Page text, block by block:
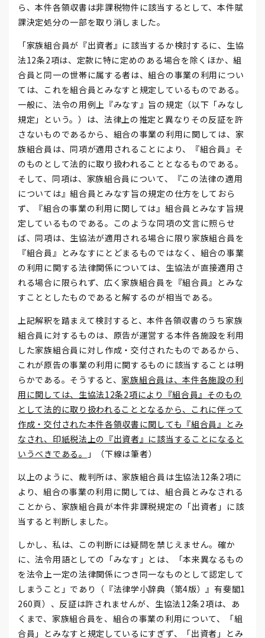
ら、本件各領収書は非課税物件に該当するとして、本件賦
課決定処分の一部を取り消しました。
「家族組合員が『出資者』に該当するか検討するに、生協
法12条2項は、定款に特に定めのある場合を除くほか、組
合員と同一の世帯に属する者は、組合の事業の利用につい
ては、これを組合員とみなすと規定しているものである。
一般に、法令の用例上『みなす』旨の規定（以下「みなし
規定」という。）は、法律上の推定と異なりその反証を許
さないものであるから、組合の事業の利用に関しては、家
族組合員は、同項が適用されることにより、『組合員』そ
のものとして法的に取り扱われることとなるものである。
そして、同項は、家族組合員について、『この法律の適用
については』組合員とみなす旨の規定の仕方をしておら
ず、『組合の事業の利用に関しては』組合員とみなす旨規
定しているものである。このような同項の文言に照らせ
ば、同項は、生協法が適用される場合に限り家族組合員を
『組合員』とみなすにとどまるものではなく、組合の事業
の利用に関する法律関係については、生協法が直接適用さ
れる場合に限られず、広く家族組合員を『組合員』とみな
すこととしたものであると解するのが相当である。
上記解釈を踏まえて検討すると、本件各領収書のうち家族
組合員に対するものは、原告が運営する本件各施設を利用
した家族組合員に対し作成・交付されたものであるから、
これが原告の事業の利用に関するものに該当することは明
らかである。そうすると、家族組合員は、本件各施設の利
用に関しては、生協法12条2項により『組合員』そのもの
として法的に取り扱われることとなるから、これに伴って
作成・交付された本件各領収書に関しても『組合員』とみ
なされ、印紙税法上の『出資者』に該当することになると
いうべきである。
」（下線は筆者）
以上のように、裁判所は、家族組合員は生協法12条2項に
より、組合の事業の利用に関しては、組合員とみなされる
ことから、家族組合員が本件非課税規定の「出資者」に該
当すると判断しました。
しかし、私は、この判断には疑問を禁じえません。確か
に、法令用語としての「みなす」とは、「本来異なるもの
を法令上一定の法律関係につき同一なものとして認定して
しまうこと」であり（『法律学小辞典（第4版）』有斐閣1
260頁）、反証は許されませんが、生協法12条2項は、あ
くまで、家族組合員を、組合の事業の利用について、「組
合員」とみなすと規定しているにすぎず、「出資者」とみ